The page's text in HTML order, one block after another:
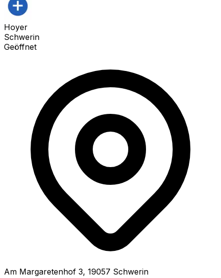
Hoyer
Schwerin
Geöffnet
Am Margaretenhof 3, 19057 Schwerin